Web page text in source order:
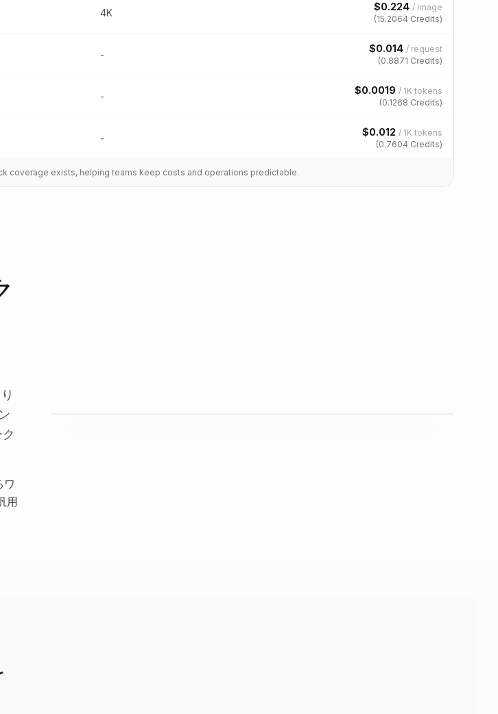
ワ
用
4K
$0.224 / image
(15.2064 Credits)
-
$0.014 / request
(0.8871 Credits)
-
$0.0019 / 1K tokens
(0.1268 Credits)
-
$0.012 / 1K tokens
(0.7604 Credits)
coverage exists, helping teams keep costs and operations predictable.